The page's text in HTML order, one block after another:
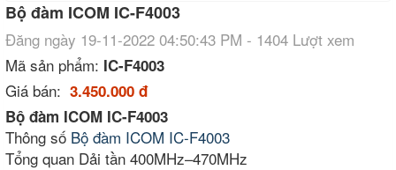
Bộ đàm ICOM IC-F4003
Đăng ngày 19-11-2022 04:50:43 PM - 1404 Lượt xem
Mã sản phẩm: IC-F4003
Giá bán: 3.450.000 đ
Bộ đàm ICOM IC-F4003
Thông số Bộ đàm ICOM IC-F4003
Tổng quan Dải tần 400MHz–470MHz